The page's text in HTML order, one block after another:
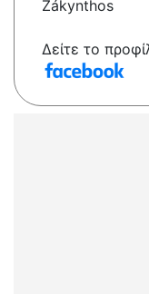
Zákynthos
Δείτε το